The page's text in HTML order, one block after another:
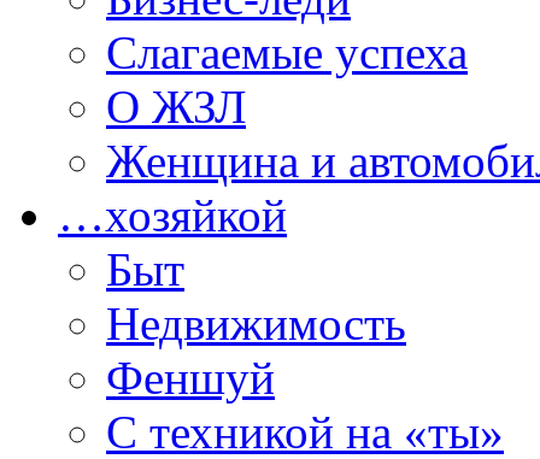
Слагаемые успеха
О ЖЗЛ
Женщина и
…хозяйкой
Быт
Недвижимость
Феншуй
С техникой на «ты»